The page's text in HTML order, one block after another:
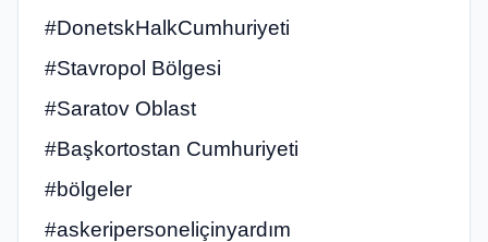
#DonetskHalkCumhuriyeti
#Stavropol Bölgesi
#Saratov Oblast
#Başkortostan Cumhuriyeti
#bölgeler
#askeripersoneliçinyardım